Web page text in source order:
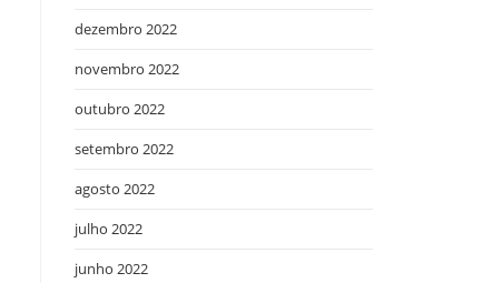
dezembro 2022
novembro 2022
outubro 2022
setembro 2022
agosto 2022
julho 2022
junho 2022